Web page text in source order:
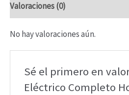
MARAGING
y
Accesorios
PBT
cantidad
Valoraciones (0)
No hay valoraciones aún.
Sé el primero en
Eléctrico Completo